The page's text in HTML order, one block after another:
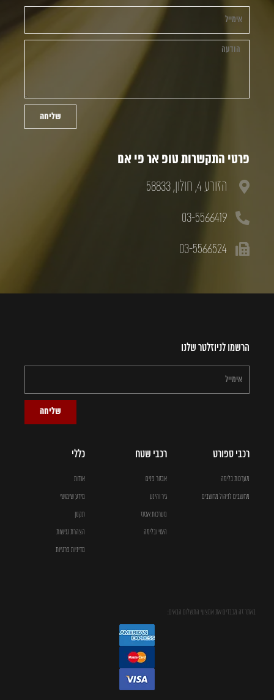
שליחה
פרטי התקשרות טופ אר פי אם
הזורע 4, חולון, 58833
03-5566419
03-5566524
הרשמו לניוזלטר שלנו
שליחה
רכבי ספורט
מערכות בלימה
מחשבים לניהול מחשבים
רכבי שטח
אבזור פנים
גיר והינע
מערכות אגזוז
היגוי ובלימה
כללי
אודות
מידע שימושי
תקנון
הצהרת נגישות
מדיניות פרטיות
באתר זה מכבדים את אמצעי התשלום הבאים: